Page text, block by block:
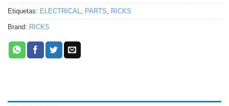
Etiquetas: ELECTRICAL PARTS RICKS
Brand: RICKS